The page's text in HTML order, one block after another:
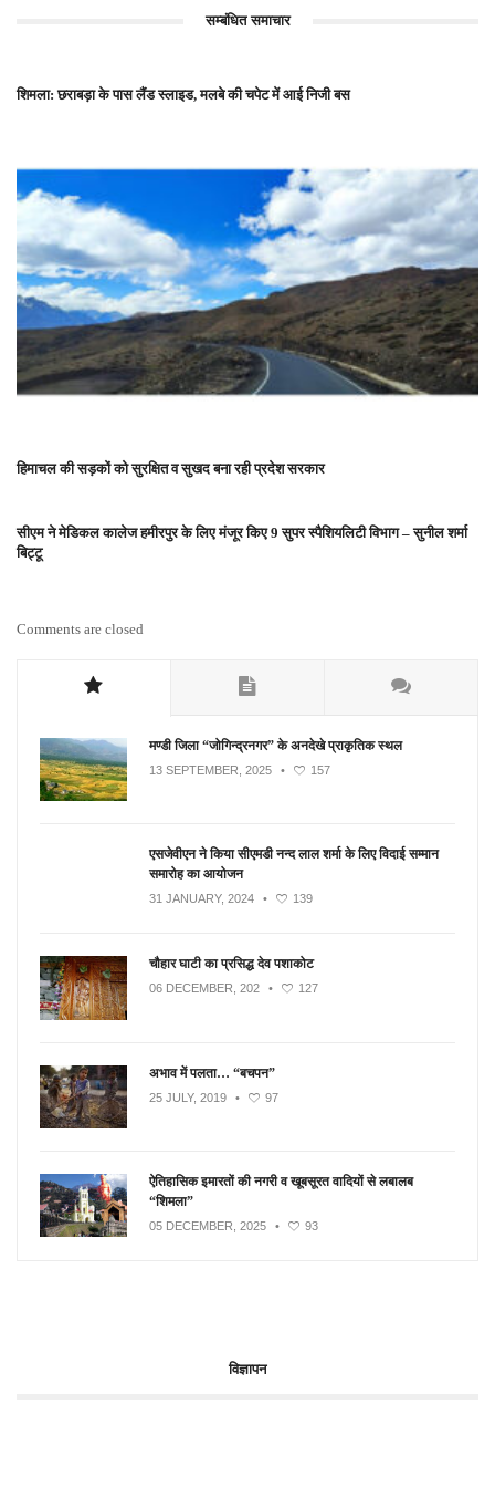
सम्बंधित समाचार
शिमला: छराबड़ा के पास लैंड स्लाइड, मलबे की चपेट में आई निजी बस
हिमाचल की सड़कों को सुरक्षित व सुखद बना रही प्रदेश सरकार
सीएम ने मेडिकल कालेज हमीरपुर के लिए मंजूर किए 9 सुपर स्पैशियलिटी विभाग – सुनील शर्मा
बिट्टू
Comments are closed
मण्डी जिला “जोगिन्द्रनगर” के अनदेखे प्राकृतिक स्थल
13 SEPTEMBER, 2025 • 157
एसजेवीएन ने किया सीएमडी नन्‍द लाल शर्मा के लिए विदाई सम्मान
समारोह का आयोजन
31 JANUARY, 2024 • 139
चौहार घाटी का प्रसिद्ध देव पशाकोट
06 DECEMBER, 202 • 127
अभाव में पलता… “बचपन”
25 JULY, 2019 • 97
ऐतिहासिक इमारतों की नगरी व खूबसूरत वादियों से लबालब
“शिमला”
05 DECEMBER, 2025 • 93
विज्ञापन